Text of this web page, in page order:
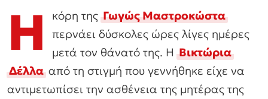
Η κόρη τηςΓωγώς Μαστροκώστα
περνάει δύσκολες ώρες λίγες ημέρες
μετά τον θάνατό της. ΗΒικτώρια
Δέλλααπό τη στιγμή που γεννήθηκε είχε να
αντιμετωπίσει την ασθένεια της μητέρας της